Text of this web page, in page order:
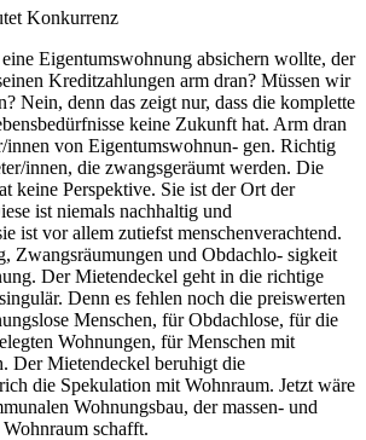
Konkurrenz
Eigentumswohnung absichern wollte, der
Kreditzahlungen arm dran? Müssen wir
Nein, denn das zeigt nur, dass die komplette
keine Zukunft hat. Arm dran
innen von Eigentumswohnun- gen. Richtig
innen, die zwangsgeräumt werden. Die
keine Perspektive. Sie ist der Ort der
ist niemals nachhaltig und
ist vor allem zutiefst menschenverachtend.
Zwangsräumungen und Obdachlo- sigkeit
Der Mietendeckel geht in die richtige
Denn es fehlen noch die preiswerten
Menschen, für Obdachlose, für die
Wohnungen, für Menschen mit
Der Mietendeckel beruhigt die
die Spekulation mit Wohnraum. Jetzt wäre
Wohnungsbau, der massen- und
schafft.